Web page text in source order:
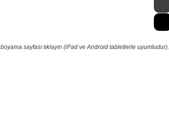
boyama sayfası tıklayın (iPad ve Android tabletlerle uyumludur).